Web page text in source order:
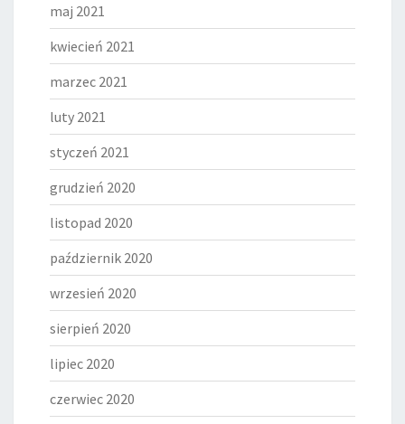
maj 2021
kwiecień 2021
marzec 2021
luty 2021
styczeń 2021
grudzień 2020
listopad 2020
październik 2020
wrzesień 2020
sierpień 2020
lipiec 2020
czerwiec 2020